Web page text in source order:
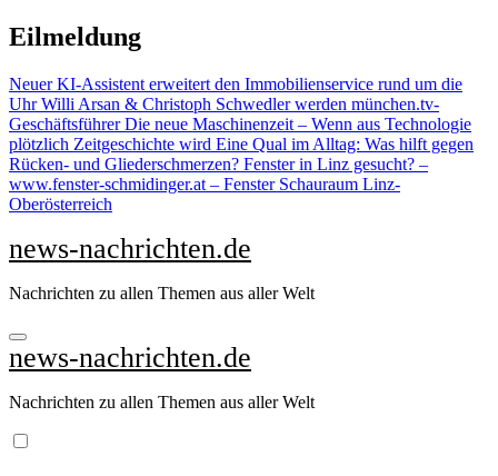
Zu
Inhalten
Eilmeldung
Neuer KI-Assistent erweitert den Immobilienservice rund um die
Uhr Willi Arsan & Christoph Schwedler werden münchen.tv-
Geschäftsführer Die neue Maschinenzeit – Wenn aus Technologie
plötzlich Zeitgeschichte wird Eine Qual im Alltag: Was hilft gegen
Rücken- und Gliederschmerzen? Fenster in Linz gesucht? –
www.fenster-schmidinger.at – Fenster Schauraum Linz-
Oberösterreich
news-nachrichten.de
Nachrichten zu allen Themen aus aller Welt
news-nachrichten.de
Nachrichten zu allen Themen aus aller Welt